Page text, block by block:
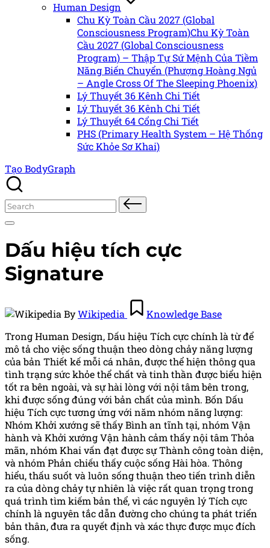
Human Design
Chu Kỳ Toàn Cầu 2027 (Global
Consciousness Program)Chu Kỳ Toàn
Cầu 2027 (Global Consciousness
Program) – Thập Tự Sứ Mệnh Của Tiềm
Năng Biến Chuyển (Phượng Hoàng Ngủ
– Angle Cross Of The Sleeping Phoenix)
Lý Thuyết 36 Kênh Chi Tiết
Lý Thuyết 36 Kênh Chi Tiết
Lý Thuyết 64 Cổng Chi Tiết
PHS (Primary Health System – Hệ Thống
Sức Khỏe Sơ Khai)
Tạo BodyGraph
Search
for:
Dấu hiệu tích cực
Signature
by
ByWikipedia
Posted
in
Knowledge Base
Trong Human Design, Dấu hiệu Tích cực chính là từ để
mô tả cho việc sống thuận theo dòng chảy năng lượng
của bản Thiết kế mỗi cá nhân, được thể hiện thông qua
tình trạng sức khỏe thể chất và tinh thần được biểu hiện
tốt ra bên ngoài, và sự hài lòng với nội tâm bên trong,
khi được sống đúng với bản chất của mình. Bốn Dấu
hiệu Tích cực tương ứng với năm nhóm năng lượng:
Nhóm Khởi xướng sẽ thấy Bình an tĩnh tại, nhóm Vận
hành và Khởi xướng Vận hành cảm thấy nội tâm Thỏa
mãn, nhóm Khai vấn đạt được sự Thành công toàn diện,
và nhóm Phản chiếu thấy cuộc sống Hài hòa. Thông
hiểu, thấu suốt và luôn sống thuận theo tiến trình diễn
ra của dòng chảy tự nhiên là việc rất quan trọng trong
quá trình tìm kiếm bản thể, vì các nguyên lý Tích cực
chính là nguyên tắc dẫn đường cho chúng ta phát triển
bản thân, đưa ra quyết định và xác thực được mục đích
sống.